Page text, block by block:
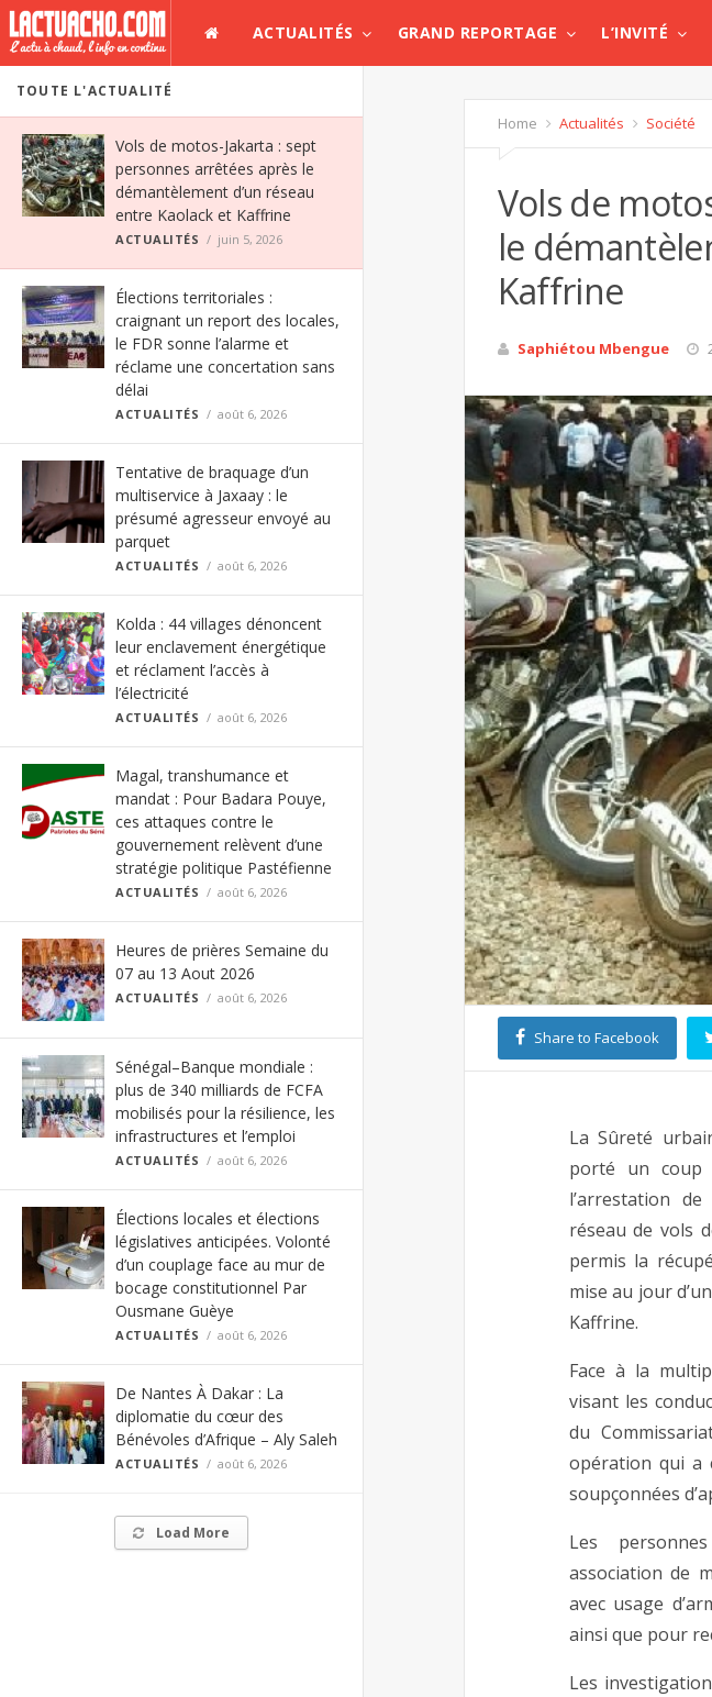
ACTUALITÉS GRAND REPORTAGE L’INVITÉ
TOUTE L'ACTUALITÉ
Vols de motos-Jakarta : sept
personnes arrêtées après le
démantèlement d’un réseau
entre Kaolack et Kaffrine
ACTUALITÉS juin 5, 2026
Élections territoriales :
craignant un report des locales,
le FDR sonne l’alarme et
réclame une concertation sans
délai
ACTUALITÉS août 6, 2026
Tentative de braquage d’un
multiservice à Jaxaay : le
présumé agresseur envoyé au
parquet
ACTUALITÉS août 6, 2026
Kolda : 44 villages dénoncent
leur enclavement énergétique
et réclament l’accès à
l’électricité
ACTUALITÉS août 6, 2026
Magal, transhumance et
mandat : Pour Badara Pouye,
ces attaques contre le
gouvernement relèvent d’une
stratégie politique Pastéfienne
ACTUALITÉS août 6, 2026
Heures de prières Semaine du
07 au 13 Aout 2026
ACTUALITÉS août 6, 2026
Sénégal–Banque mondiale :
plus de 340 milliards de FCFA
mobilisés pour la résilience, les
infrastructures et l’emploi
ACTUALITÉS août 6, 2026
Élections locales et élections
législatives anticipées. Volonté
d’un couplage face au mur de
bocage constitutionnel Par
Ousmane Guèye
ACTUALITÉS août 6, 2026
De Nantes À Dakar : La
diplomatie du cœur des
Bénévoles d’Afrique – Aly Saleh
ACTUALITÉS août 6, 2026
Load More
Home Actualités Société
Vols de
le
Kaffrine
Saphiétou Mbengue
Share to Facebook
La Sûreté
porté un coup
l’arrestation
réseau de vols
permis la
mise au jour
Kaffrine.
Face à la
visant les
du
opération qui a
soupçonnées
Les
association de
avec usage
ainsi que pour
Les